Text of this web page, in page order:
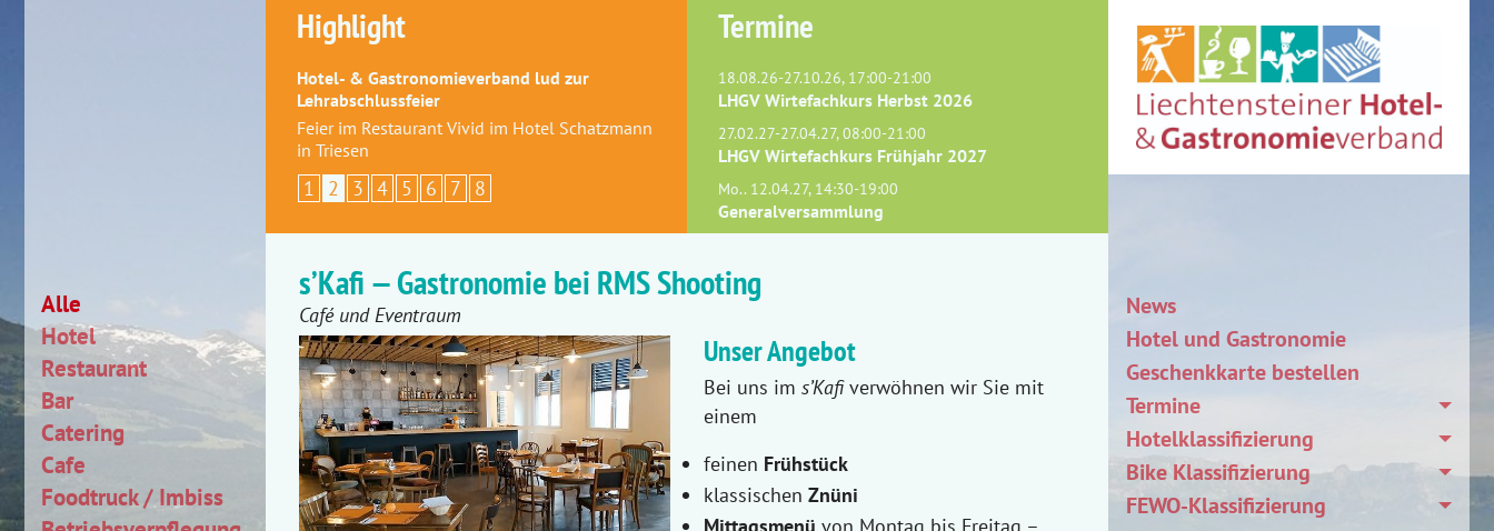
Alle
Hotel
Restaurant
Bar
Catering
Cafe
Foodtruck / Imbiss
Highlight
Hotel- & Gastronomieverband lud zur
Lehrabschlussfeier
Feier im Restaurant Vivid im Hotel Schatzmann
in Triesen
1 2 3 4 5 6 7 8
Termine
18.08.26-27.10.26, 17:00-21:00
LHGV Wirtefachkurs Herbst 2026
27.02.27-27.04.27, 08:00-21:00
LHGV Wirtefachkurs Frühjahr 2027
Mo.. 12.04.27, 14:30-19:00
Generalversammlung
s’Kafi — Gastronomie bei RMS Shooting
Café und Eventraum
Unser Angebot
Bei uns im s’Kafiverwöhnen wir Sie mit
einem
feinen Frühstück
klassischen Znüni
News
Hotel und Gastronomie
Geschenkkarte bestellen
Termine
Hotelklassifizierung
Bike Klassifizierung
FEWO-Klassifizierung